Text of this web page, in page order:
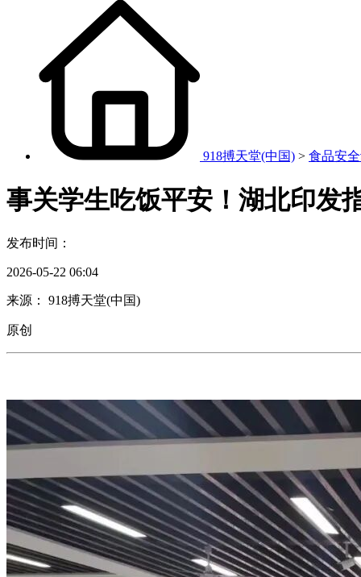
918搏天堂(中国) > 食品安
事关学生吃饭平安！湖北印发
发布时间：
2026-05-22 06:04
来源： 918搏天堂(中国)
原创